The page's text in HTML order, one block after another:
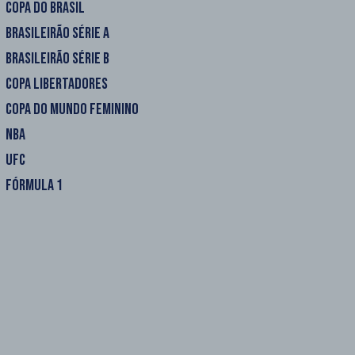
COPA DO BRASIL
BRASILEIRÃO SÉRIE A
BRASILEIRÃO SÉRIE B
COPA LIBERTADORES
COPA DO MUNDO FEMININO
NBA
UFC
FÓRMULA 1